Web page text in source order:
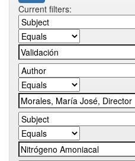
Current filters: